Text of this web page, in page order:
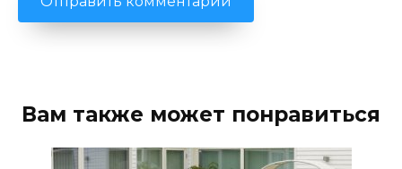
Вам также может понравиться